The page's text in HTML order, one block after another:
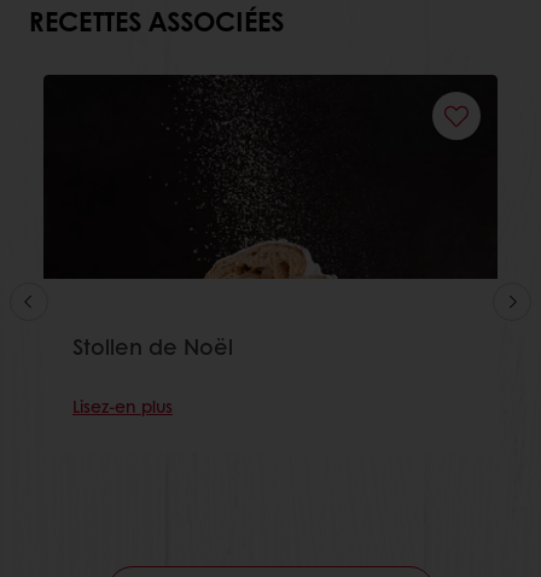
RECETTES ASSOCIÉES
Stollen de Noël
Lisez-en plus